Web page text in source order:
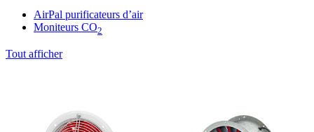
AirPal purificateurs d’air
Moniteurs CO2
Tout afficher